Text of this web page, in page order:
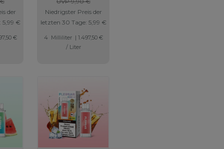
der
5,99 €
€
Niedrigster Preis der
letzten 30 Tage: 5,99 €
4 Milliliter | 1.497,50 €
/ Liter